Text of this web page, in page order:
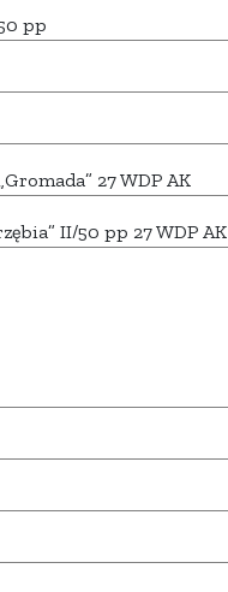
pp
27 WDP AK
II/50 pp 27 WDP AK